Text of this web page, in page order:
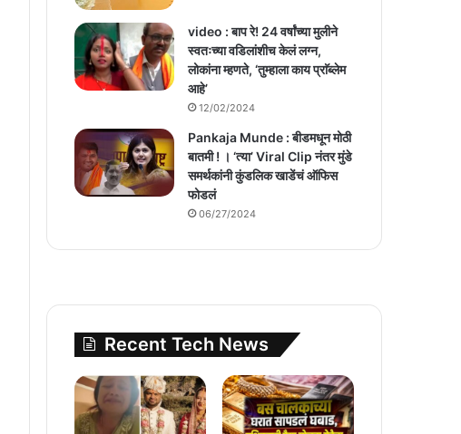
video : बाप रे! 24 वर्षांच्या मुलीने
स्वतःच्या वडिलांशीच केलं लग्न,
लोकांना म्हणते, ‘तुम्हाला काय प्राॅब्लेम
आहे’
12/02/2024
Pankaja Munde : बीडमधून मोठी
बातमी ! । ‘त्या’ Viral Clip नंतर मुंडे
समर्थकांनी कुंडलिक खाडेंचं ऑफिस
फोडलं
06/27/2024
Recent Tech News